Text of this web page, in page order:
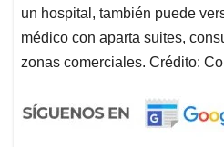
un hospital, también puede
médico con aparta suites,
zonas comerciales. Crédito: